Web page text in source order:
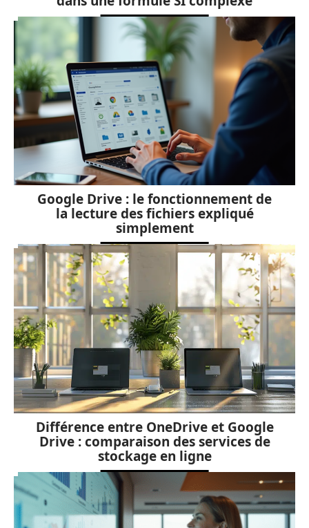
Google Drive : le fonctionnement de
la lecture des fichiers expliqué
simplement
Différence entre OneDrive et Google
Drive : comparaison des services de
stockage en ligne